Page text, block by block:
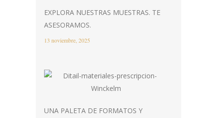
EXPLORA NUESTRAS MUESTRAS. TE
ASESORAMOS.
13 noviembre, 2025
UNA PALETA DE FORMATOS Y